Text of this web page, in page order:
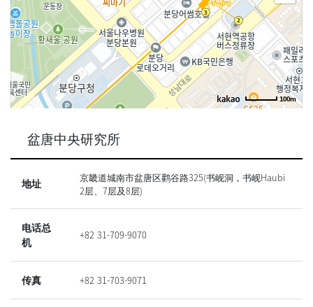
100m
盆唐中央研究所
地址
京畿道城南市盆唐区鹳谷路325(书岘洞，书岘Haubi
2层、7层及8层)
电话总
机
+82 31-709-9070
传真 +82 31-703-9071